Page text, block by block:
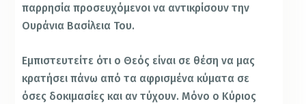
παρρησία προσευχόμενοι να αντικρίσουν την
Ουράνια Βασίλεια Του.
Εμπιστευτείτε ότι ο Θεός είναι σε θέση να μας
κρατήσει πάνω από τα αφρισμένα κύματα σε
όσες δοκιμασίες και αν τύχουν. Μόνο ο Κύριος